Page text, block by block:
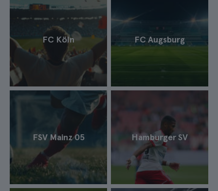
FC Köln FC Augsburg
FSV Mainz 05 Hamburger SV